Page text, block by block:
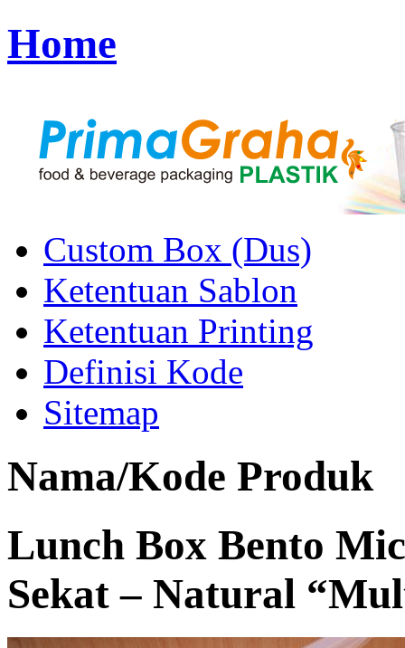
Home
Custom Box (Dus)
Ketentuan Sablon
Ketentuan Printing
Definisi Kode
Sitemap
Nama/Kode Produk
Lunch Box Bento
Sekat – Natural